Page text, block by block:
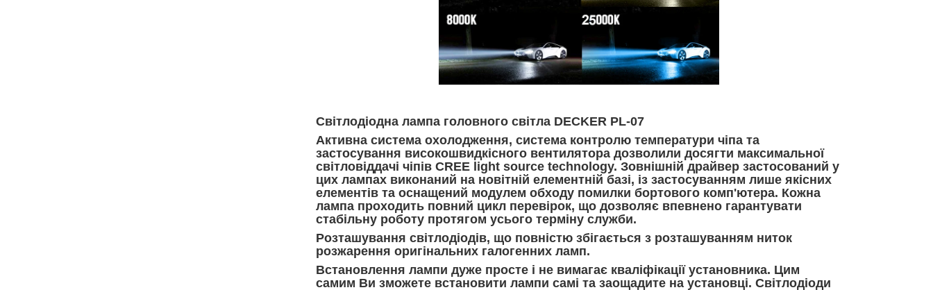
Світлодіодна лампа головного світла DECKER PL-07
Активна система охолодження, система контролю температури чіпа та
застосування високошвидкісного вентилятора дозволили досягти максимальної
світловіддачі чіпів CREE light source technology. Зовнішній драйвер застосований у
цих лампах виконаний на новітній елементній базі, із застосуванням лише якісних
елементів та оснащений модулем обходу помилки бортового комп'ютера. Кожна
лампа проходить повний цикл перевірок, що дозволяє впевнено гарантувати
стабільну роботу протягом усього терміну служби.
Розташування світлодіодів, що повністю збігається з розташуванням ниток
розжарення оригінальних галогенних ламп.
Встановлення лампи дуже просте і не вимагає кваліфікації установника. Цим
самим Ви зможете встановити лампи самі та заощадите на установці. Світлодіоди